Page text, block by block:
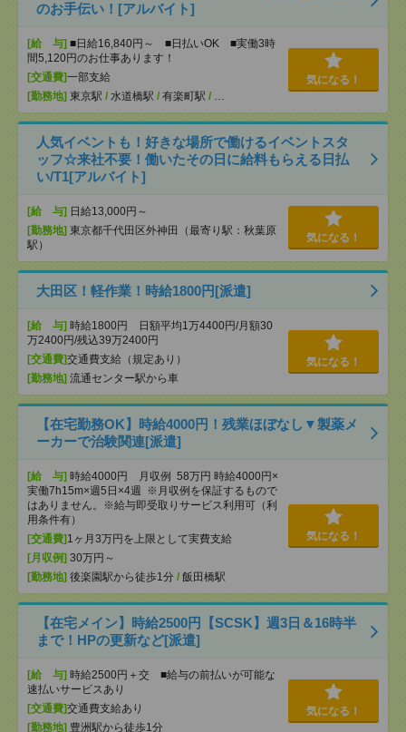
のお手伝い！[アルバイト]
[給 与] ■日給16,840円～ ■日払いOK ■実働3時
間5,120円のお仕事あります！
[交通費]一部支給
[勤務地] 東京駅 / 水道橋駅 / 有楽町駅 /
気になる！
人気イベントも！好きな場所で働けるイベントスタ
ッフ☆来社不要！働いたその日に給料もらえる日払
い/T1[アルバイト]
[給 与] 日給13,000円～
[勤務地] 東京都千代田区外神田（最寄り駅：秋葉原
駅）
気になる！
大田区！軽作業！時給1800円[派遣]
[給 与] 時給1800円 日額平均1万4400円/月額30
万2400円/残込39万2400円
[交通費]交通費支給（規定あり）
[勤務地] 流通センター駅から車
気になる！
【在宅勤務OK】時給4000円！残業ほぼなし▼製薬メ
ーカーで治験関連[派遣]
[給 与] 時給4000円 月収例 58万円 時給4000円×
実働7h15m×週5日×4週 ※月収例を保証するもので
はありません。※給与即受取りサービス利用可（利
用条件有）
[交通費]1ヶ月3万円を上限として実費支給
[月収例] 30万円～
[勤務地] 後楽園駅から徒歩1分 / 飯田橋駅
気になる！
【在宅メイン】時給2500円【SCSK】週3日＆16時半
まで！HPの更新など[派遣]
[給 与] 時給2500円＋交 ■給与の前払いが可能な
速払いサービスあり
[交通費]交通費支給あり
[勤務地] 豊洲駅から徒歩1分
気になる！